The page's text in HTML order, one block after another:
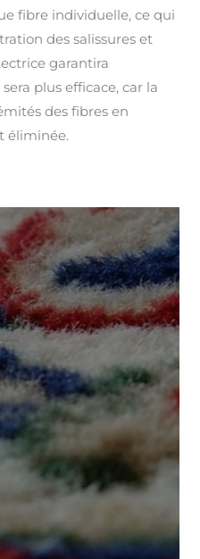
fibre individuelle, ce qui
des salissures et
garantira
plus efficace, car la
des fibres en
éliminée.